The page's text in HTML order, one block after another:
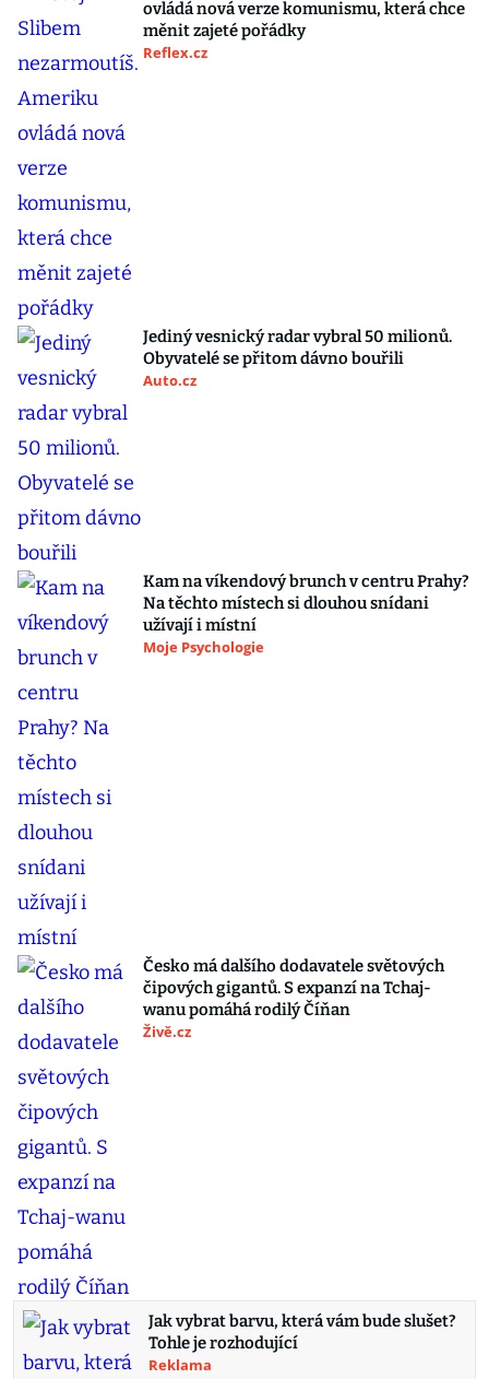
ovládá nová verze komunismu, která chce
měnit zajeté pořádky
Reflex.cz
Jediný vesnický radar vybral 50 milionů.
Obyvatelé se přitom dávno bouřili
Auto.cz
Kam na víkendový brunch v centru Prahy?
Na těchto místech si dlouhou snídani
užívají i místní
Moje Psychologie
Česko má dalšího dodavatele světových
čipových gigantů. S expanzí na Tchaj-
wanu pomáhá rodilý Číňan
Živě.cz
Jak vybrat barvu, která vám bude slušet?
Tohle je rozhodující
Reklama